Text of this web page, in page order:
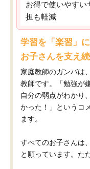
お得で使いやすい
担も軽減
学習を「楽習」
お子さんを支え
家庭教師のガンバは
教師です。「勉強が
自分の弱点がわかり
かった！」というコ
ます。
すべてのお子さんは
と願っています。た